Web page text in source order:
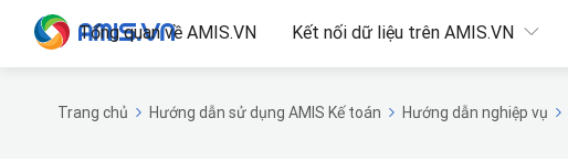
Tổng quan về AMIS.VN Kết nối dữ liệu trên AMIS.VN
Trang chủ Hướng dẫn sử dụng AMIS Kế toán Hướng dẫn nghiệp vụ